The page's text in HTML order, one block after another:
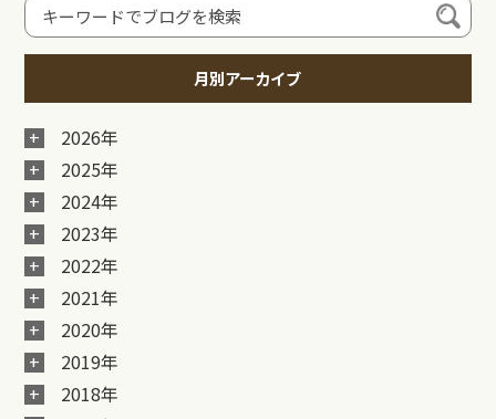
月別アーカイブ
2026年
2025年
2024年
2023年
2022年
2021年
2020年
2019年
2018年